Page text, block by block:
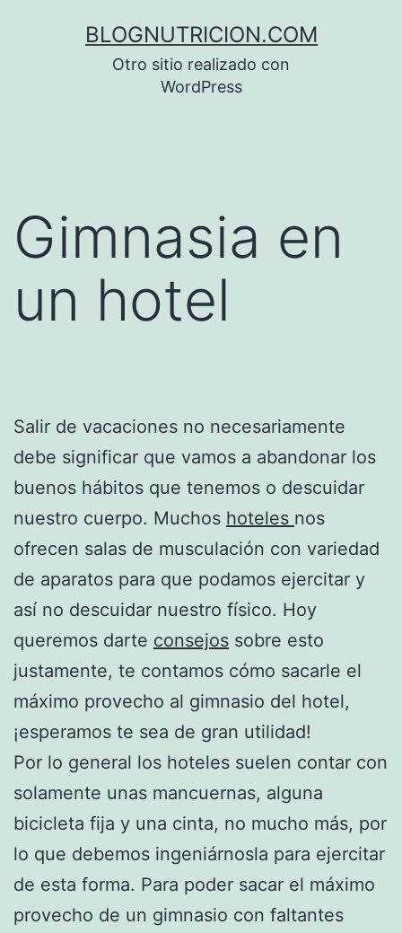
BLOGNUTRICION.COM
Otro sitio realizado con
WordPress
Gimnasia en
un hotel
Salir de vacaciones no necesariamente
debe significar que vamos a abandonar los
buenos hábitos que tenemos o descuidar
nuestro cuerpo. Muchos hoteles nos
ofrecen salas de musculación con variedad
de aparatos para que podamos ejercitar y
así no descuidar nuestro físico. Hoy
queremos darte consejos sobre esto
justamente, te contamos cómo sacarle el
máximo provecho al gimnasio del hotel,
¡esperamos te sea de gran utilidad!
Por lo general los hoteles suelen contar con
solamente unas mancuernas, alguna
bicicleta fija y una cinta, no mucho más, por
lo que debemos ingeniárnosla para ejercitar
de esta forma. Para poder sacar el máximo
provecho de un gimnasio con faltantes